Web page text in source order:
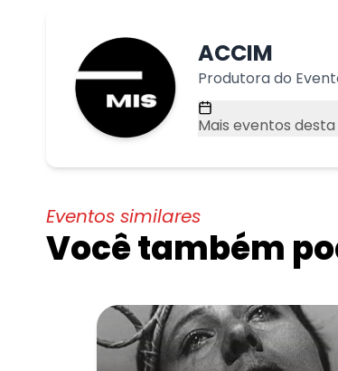
ACCIM
Produtora do
Mais eventos
Eventos similares
Você também